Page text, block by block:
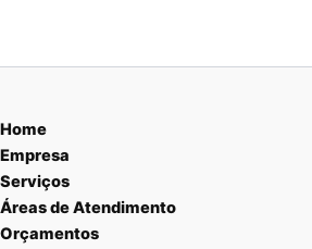
Home
Empresa
Serviços
Áreas de Atendimento
Orçamentos